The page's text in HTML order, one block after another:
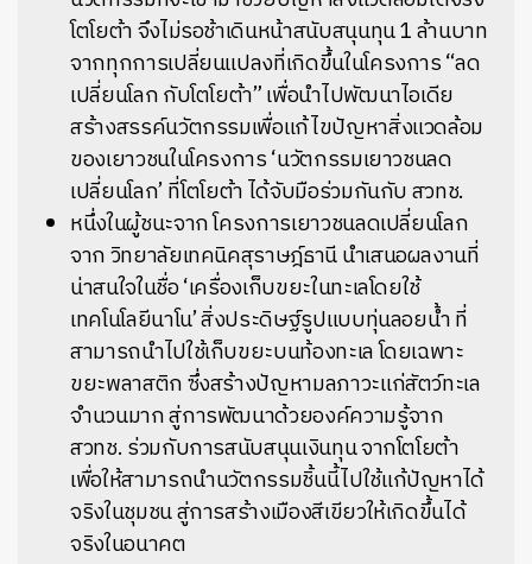
โตโยต้า จึงไม่รอช้าเดินหน้าสนับสนุนทุน 1 ล้านบาท
จากทุกการเปลี่ยนแปลงที่เกิดขึ้นในโครงการ “ลด
เปลี่ยนโลก กับโตโยต้า” เพื่อนำไปพัฒนาไอเดีย
สร้างสรรค์นวัตกรรมเพื่อแก้ไขปัญหาสิ่งแวดล้อม
ของเยาวชนในโครงการ ‘นวัตกรรมเยาวชนลด
เปลี่ยนโลก’ ที่โตโยต้า ได้จับมือร่วมกันกับ สวทช.
หนึ่งในผู้ชนะจาก โครงการเยาวชนลดเปลี่ยนโลก
จาก วิทยาลัยเทคนิคสุราษฎ์ธานี นำเสนอผลงานที่
น่าสนใจในชื่อ ‘เครื่องเก็บขยะในทะเลโดยใช้
เทคโนโลยีนาโน’ สิ่งประดิษฐ์รูปแบบทุ่นลอยน้ำ ที่
สามารถนำไปใช้เก็บขยะบนท้องทะเล โดยเฉพาะ
ขยะพลาสติก ซึ่งสร้างปัญหามลภาวะแก่สัตว์ทะเล
จำนวนมาก สู่การพัฒนาด้วยองค์ความรู้จาก
สวทช. ร่วมกับการสนับสนุนเงินทุน จากโตโยต้า
เพื่อให้สามารถนำนวัตกรรมชิ้นนี้ไปใช้แก้ปัญหาได้
จริงในชุมชน สู่การสร้างเมืองสีเขียวให้เกิดขึ้นได้
จริงในอนาคต